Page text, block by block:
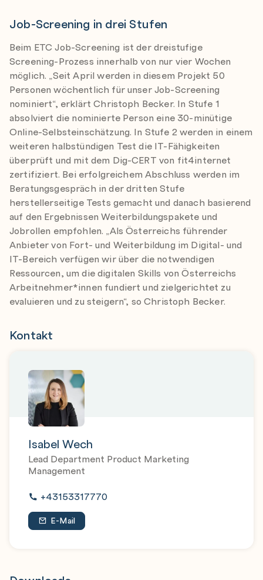
Job-Screening in drei Stufen
Beim ETC Job-Screening ist der dreistufige
Screening-Prozess innerhalb von nur vier Wochen
möglich. „Seit April werden in diesem Projekt 50
Personen wöchentlich für unser Job-Screening
nominiert“, erklärt Christoph Becker. In Stufe 1
absolviert die nominierte Person eine 30-minütige
Online-Selbsteinschätzung. In Stufe 2 werden in einem
weiteren halbstündigen Test die IT-Fähigkeiten
überprüft und mit dem Dig-CERT von fit4internet
zertifiziert. Bei erfolgreichem Abschluss werden im
Beratungsgespräch in der dritten Stufe
herstellerseitige Tests gemacht und danach basierend
auf den Ergebnissen Weiterbildungspakete und
Jobrollen empfohlen. „Als Österreichs führender
Anbieter von Fort- und Weiterbildung im Digital- und
IT-Bereich verfügen wir über die notwendigen
Ressourcen, um die digitalen Skills von Österreichs
Arbeitnehmer*innen fundiert und zielgerichtet zu
evaluieren und zu steigern“, so Christoph Becker.
Kontakt
Isabel Wech
Lead Department Product Marketing
Management
+43153317770
E-Mail